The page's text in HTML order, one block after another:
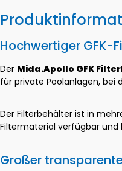
Hochwertiger GFK-
Der Mida.Apollo GFK
für private Poolanlagen, bei
Der Filterbehälter ist in
Filtermaterial verfügbar
Großer